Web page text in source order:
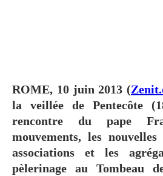
ROME, 10 juin 2013 (
la veillée de Pentecôte
rencontre du pape
mouvements, les nouvelles
associations et les
pèlerinage au Tombeau